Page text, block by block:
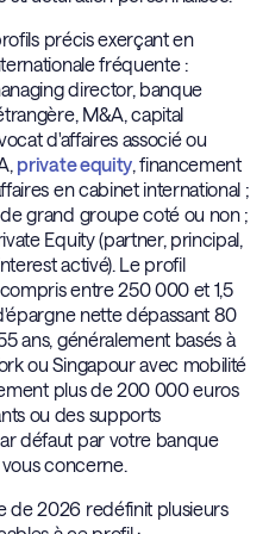
précis exerçant en
fréquente :
director, banque
M&A, capital
d'affaires associé ou
private equity, financement
en cabinet international ;
grand groupe coté ou non ;
Equity (partner, principal,
activé). Le profil
entre 250 000 et 1,5
nette dépassant 80
ans, généralement basés à
ou Singapour avec mobilité
plus de 200 000 euros
ou des supports
défaut par votre banque
concerne.
de 2026 redéfinit plusieurs